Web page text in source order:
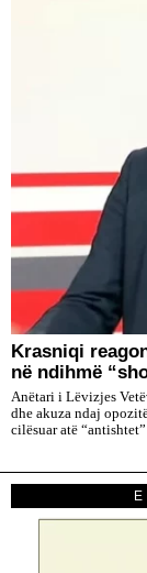
​Krasniqi
në ndihmë
Anëtari i Lëvizjes
dhe akuza ndaj
cilësuar atë